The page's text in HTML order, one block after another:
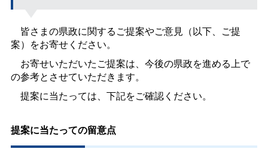
皆さまの県政に関するご提案やご意見（以下、ご提
案）をお寄せください。
お寄せいただいたご提案は、今後の県政を進める上で
の参考とさせていただきます。
提案に当たっては、下記をご確認ください。
提案に当たっての留意点